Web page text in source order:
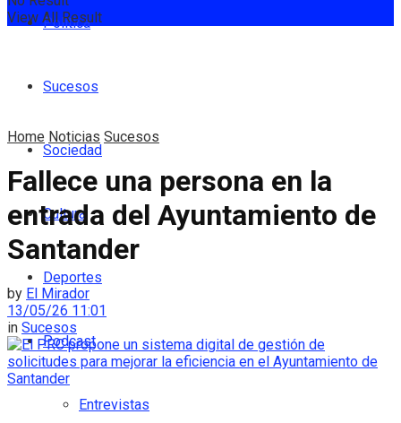
Política
Sucesos
Sociedad
Cultura
Deportes
Podcast
Entrevistas
View All Result
Home Noticias Sucesos
Fallece una persona en la
entrada del Ayuntamiento de
Santander
by El Mirador
13/05/26 11:01
in Sucesos